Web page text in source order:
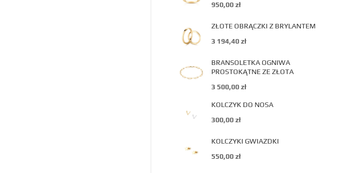
950,00zł
ZŁOTE OBRĄCZKI Z BRYLANTEM
3 194,40zł
BRANSOLETKA OGNIWA
PROSTOKĄTNE ZE ZŁOTA
3 500,00zł
KOLCZYK DO NOSA
300,00zł
KOLCZYKI GWIAZDKI
550,00zł